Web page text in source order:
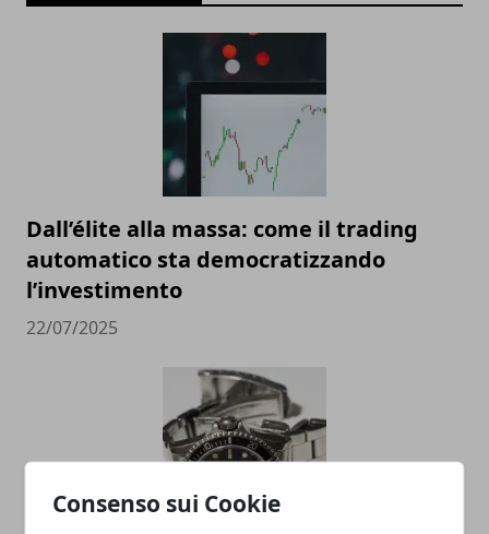
Consenso sui Cookie
Dall’élite alla massa: come il trading
automatico sta democratizzando
l’investimento
22/07/2025